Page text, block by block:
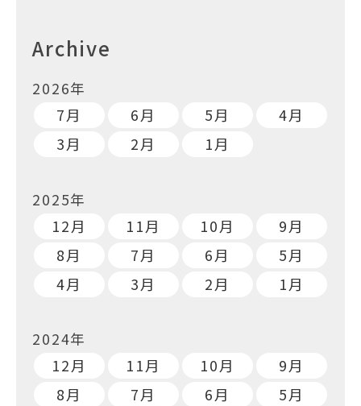
Archive
2026年
7月
6月 5月
4月
3月
2月 1月
2025年
12月
11月 10月
9月
8月
7月 6月
5月
4月
3月 2月 1月
2024年
12月
11月 10月
9月
8月
7月 6月
5月